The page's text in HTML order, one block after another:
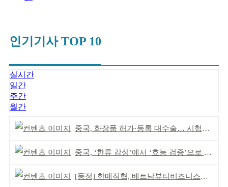
인기기사 TOP 10
실시간
일간
주간
월간
중국, 화장품 허가·등록 대수술… 시험자료 공용 허용
중국, ‘한류 감성’에서 ‘효능 검증’으로 중심 이동
[동정] 한메직협, 베트남뷰티비즈니스협회와 MOU